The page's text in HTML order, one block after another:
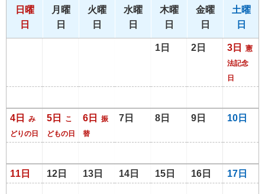
日曜
日
月曜
日
火曜
日
水曜
日
木曜
日
金曜
日
土曜
日
1日 2日 3日
憲
法記念
日
4日
み
どりの日
5日
こ
どもの日
6日
振
替
7日 8日 9日 10日
11日 12日 13日 14日 15日 16日 17日